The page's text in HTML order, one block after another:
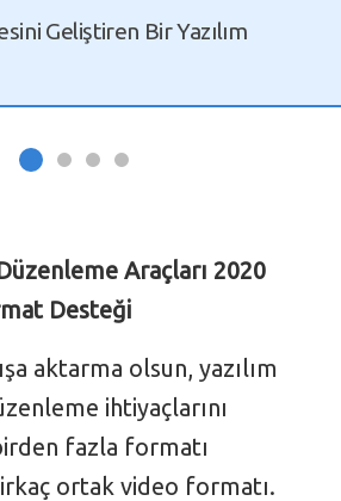
Geliştiren Bir Yazılım
Araçları 2020
Desteği
aktarma olsun, yazılım
ihtiyaçlarını
fazla formatı
ortak video formatı.